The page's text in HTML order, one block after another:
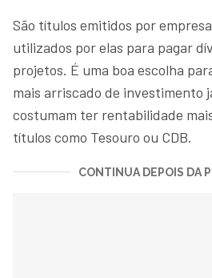
São títulos emitidos por
utilizados por elas para pagar
projetos. É uma boa escolha
mais arriscado de investimento
costumam ter rentabilidade
títulos como Tesouro ou CDB.
CONTINUA DEPOIS DA